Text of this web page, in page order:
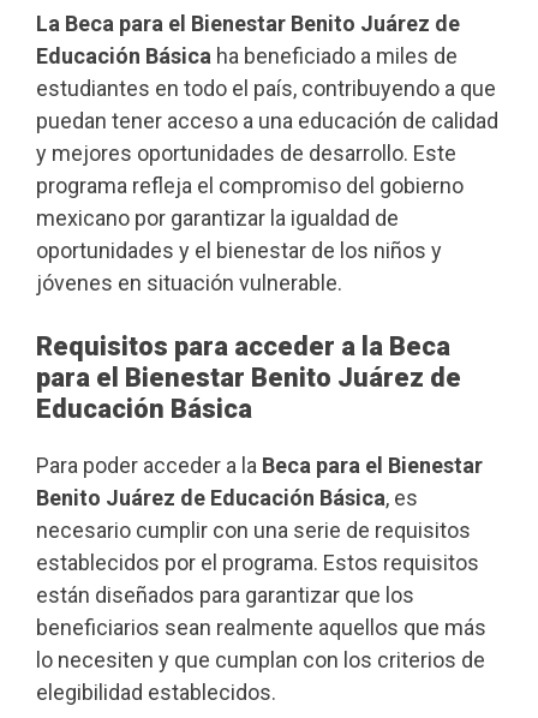
La Beca para el Bienestar Benito Juárez de
Educación Básica ha beneficiado a miles de
estudiantes en todo el país, contribuyendo a que
puedan tener acceso a una educación de calidad
y mejores oportunidades de desarrollo. Este
programa refleja el compromiso del gobierno
mexicano por garantizar la igualdad de
oportunidades y el bienestar de los niños y
jóvenes en situación vulnerable.
Requisitos para acceder a la Beca
para el Bienestar Benito Juárez de
Educación Básica
Para poder acceder a la Beca para el Bienestar
Benito Juárez de Educación Básica, es
necesario cumplir con una serie de requisitos
establecidos por el programa. Estos requisitos
están diseñados para garantizar que los
beneficiarios sean realmente aquellos que más
lo necesiten y que cumplan con los criterios de
elegibilidad establecidos.